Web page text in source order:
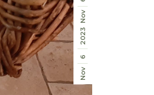
Nov
Nov
6
2023